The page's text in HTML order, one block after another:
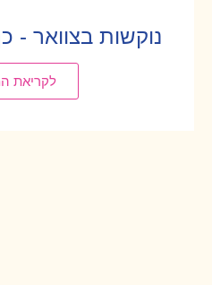
נוקשות בצוואר -
לקריאת